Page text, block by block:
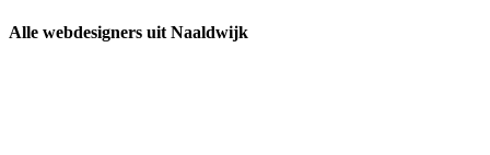
Alle webdesigners uit Naaldwijk